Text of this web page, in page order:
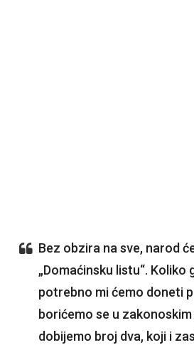
Bez obzira na sve, narod
„Domaćinsku listu“. Koliko
potrebno mi ćemo doneti
borićemo se u
dobijemo broj dva, koji i